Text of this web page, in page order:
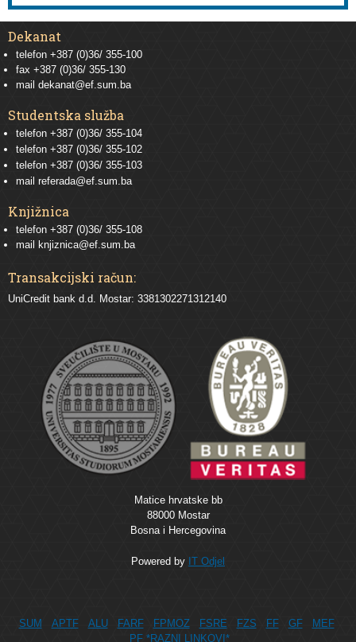
Dekanat
telefon +387 (0)36/ 355-100
fax +387 (0)36/ 355-130
mail dekanat@ef.sum.ba
Studentska služba
telefon +387 (0)36/ 355-104
telefon +387 (0)36/ 355-102
telefon +387 (0)36/ 355-103
mail referada@ef.sum.ba
Knjižnica
telefon +387 (0)36/ 355-108
mail
knjiznica@ef.sum.ba
Transakcijski račun:
UniCredit bank d.d. Mostar: 3381302271312140
Matice hrvatske bb
88000 Mostar
Bosna i Hercegovina
Powered by IT Odjel
SUM APTF ALU FARF FPMOZ FSRE FZS FF GF
MEF
PF *RAZNI LINKOVI*